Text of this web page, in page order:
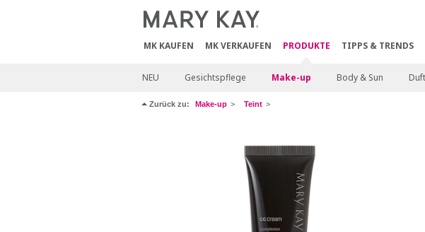
MK KAUFEN MK VERKAUFEN PRODUKTE TIPPS & TRENDS
NEU Gesichtspflege Make-up Body & Sun Duft
Zurück zu: Make-up Teint